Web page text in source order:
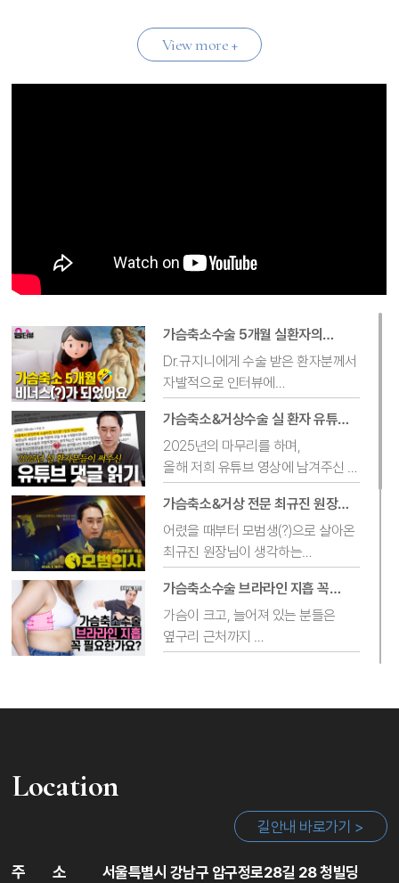
View more +
가슴축소수술 5개월 실환자의
Dr.규지니에게 수술 받은 환자분께서
자발적으로 인터뷰에
가슴축소수술을 받은 환자분의
유쾌하고 솔직한 이야기 재밌게
봐주세요😊
가슴축소&거상수술 실 환자 유튜브
2025년의 마무리를 하며,
올해 저희 유튜브 영상에 남겨주신
읽어보았습니다 :)
병원 유튜브 채널에 이렇게
직접 댓글을 남겨주시는 일이 쉽지
않은데,
많은 분들께서 진심 어린 말씀을
가슴축소&거상 전문 최규진 원장이
어렸을 때부터 모범생(?)으로 살아온
최규진 원장님이 생각하는
드라마 모범택시 이름만 패러디한
이번 영상도 재밌게 시청
가슴축소수술 브라라인 지흡 꼭
가슴이 크고, 늘어져 있는 분들은
옆구리 근처까지
성형외과전문의 Dr.규지니는
브라라인 흡입을 같이 진행하는
'3D Angio(혈관) CT 검사란
해야하는지'
많이 시청해주시고, 직접 댓글도 많이
감사의 마음을 담아 Dr.규지니가
수술실 CCTV 실시간 라이브📺
수술실 CCTV 의무화가 되면서
Location
길안내 바로가기 >
주 소
서울특별시 강남구 압구정로28길 28 청빌딩